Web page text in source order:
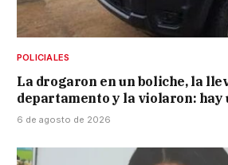
POLICIALES
La drogaron en un boliche, la
departamento y la violaron: hay
6 de agosto de 2026